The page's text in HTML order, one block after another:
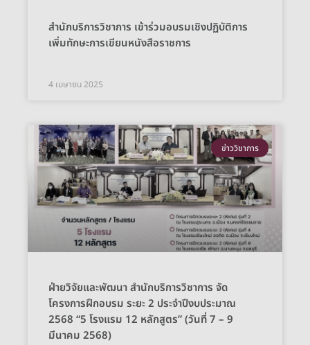
สำนักบริการวิชาการ เข้าร่วมอบรมเชิงปฏิบัติการ
เพิ่มทักษะการเขียนหนังสือราชการ
4 เมษายน 2025
ข่าววิชาการ
ฝ่ายวิจัยและพัฒนา สำนักบริการวิชาการ จัด
โครงการฝึกอบรม ระยะ 2 ประจำปีงบประมาณ
2568 “5 โรงแรม 12 หลักสูตร” (วันที่ 7 – 9
มีนาคม 2568)